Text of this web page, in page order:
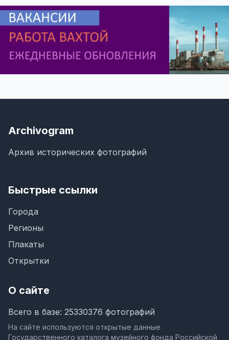
Archivogram
Архив исторических фотографий
Быстрые ссылки
Города
Регионы
Плакаты
Открытки
О сайте
Всего в базе: 25330376 фотографий
На сайте используются открытые данные
Государственного каталога музейного фонда Российской